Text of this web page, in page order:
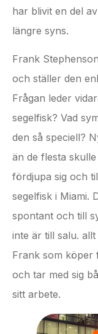
har blivit en del
längre syns.
Frank
och ställer den
Frågan leder
segelfisk? Vad
den så speciell?
än de flesta
fördjupa sig och
segelfisk i Miami.
spontant och till
inte är till salu.
Frank som köper
och tar med sig
sitt arbete.